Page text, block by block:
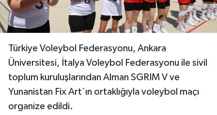
Türkiye Voleybol Federasyonu, Ankara
Üniversitesi, İtalya Voleybol Federasyonu ile sivil
toplum kuruluşlarından Alman SGRIM V ve
Yunanistan Fix Art`ın ortaklığıyla voleybol maçı
organize edildi.